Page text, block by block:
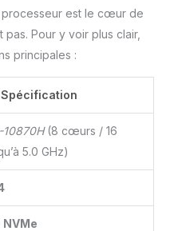
rend travail
efficace. 【Triple
4K UHD】 Mini
écran 4K UHD via 1
C , prend en
et de données,
permet de suivre la
1*DP(1.2),
Connectez 3
en même
ce qui permet
processeur est le cœur de
Pour y voir plus clair,
principales :
Spécification
10870H(8 cœurs / 16
5.0 GHz)
NVMe